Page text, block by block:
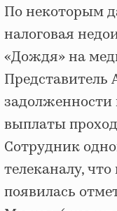
По некоторым
налоговая
«Дождя» на
Представитель
задолженности
выплаты
Сотрудник
телеканалу,
появилась